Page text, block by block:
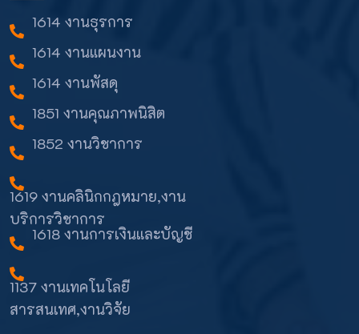
1614 งานธุรการ
1614 งานแผนงาน
1614 งานพัสดุ
1851 งานคุณภาพนิสิต
1852 งานวิชาการ
1619 งานคลินิกกฎหมาย,งาน
บริการวิชาการ
1618 งานการเงินและบัญชี
1137 งานเทคโนโลยี
สารสนเทศ,งานวิจัย